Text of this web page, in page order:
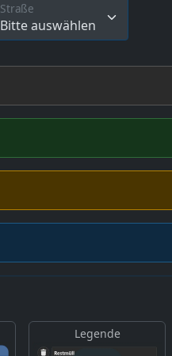
Bitte auswählen
Straße
Legende